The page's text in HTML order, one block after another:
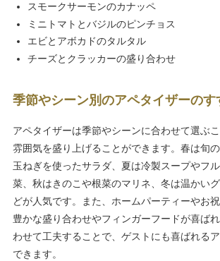
スモークサーモンのカナッペ
ミニトマトとバジルのピンチョス
エビとアボカドのタルタル
チーズとクラッカーの盛り合わせ
季節やシーン別のアペタイザーのす
アペタイザーは季節やシーンに合わせて選ぶ
雰囲気を盛り上げることができます。春は旬
玉ねぎを使ったサラダ、夏は冷製スープやフ
菜、秋はきのこや根菜のマリネ、冬は温かい
どが人気です。また、ホームパーティーやお
豊かな盛り合わせやフィンガーフードが喜ば
わせて工夫することで、ゲストにも喜ばれる
できます。